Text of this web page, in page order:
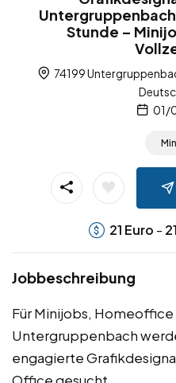
Stunde –
74199
01/
21 Euro - 21
Jobbeschreibung
Für Minijobs,
Untergruppenbach
engagierte
Office gesucht.